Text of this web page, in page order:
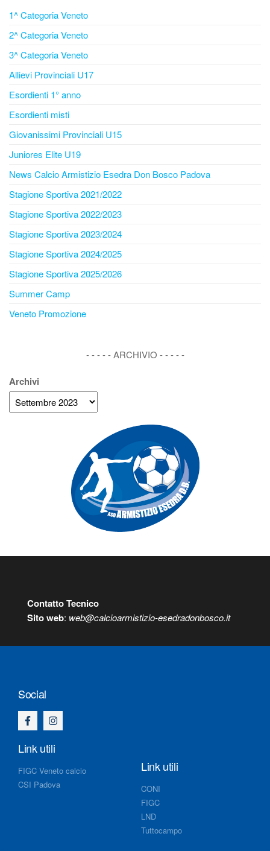
1^ Categoria Veneto
2^ Categoria Veneto
3^ Categoria Veneto
Allievi Provinciali U17
Esordienti 1° anno
Esordienti misti
Giovanissimi Provinciali U15
Juniores Elite U19
News Calcio Armistizio Esedra Don Bosco Padova
Stagione Sportiva 2021/2022
Stagione Sportiva 2022/2023
Stagione Sportiva 2023/2024
Stagione Sportiva 2024/2025
Stagione Sportiva 2025/2026
Summer Camp
Veneto Promozione
- - - - - ARCHIVIO - - - - -
Archivi
Contatto Tecnico
Sito web: web@calcioarmistizio-esedradonbosco.it
Social
Link utili
FIGC Veneto calcio
CSI Padova
Link utili
CONI
FIGC
LND
Tuttocampo